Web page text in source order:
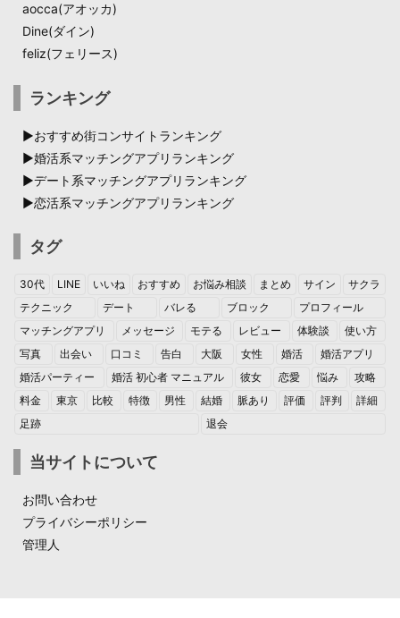
aocca(アオッカ)
Dine(ダイン)​
feliz(フェリース)
ランキング
▶︎おすすめ街コンサイトランキング
▶︎婚活系マッチングアプリランキング
▶︎デート系マッチングアプリランキング
▶︎恋活系マッチングアプリランキング
タグ
30代 LINE いいね おすすめ お悩み相談 まとめ サイン
サクラ
テクニック
デート バレる ブロック
プロフィール
マッチングアプリ
メッセージ モテる レビュー 体験談
使い方
写真
出会い 口コミ 告白 大阪 女性 婚活
婚活アプリ
婚活パーティー
婚活 初心者 マニュアル 彼女 恋愛 悩み
攻略
料金
東京 比較 特徴 男性 結婚 脈あり 評価 評判
詳細
足跡
退会
当サイトについて
お問い合わせ
プライバシーポリシー
管理人